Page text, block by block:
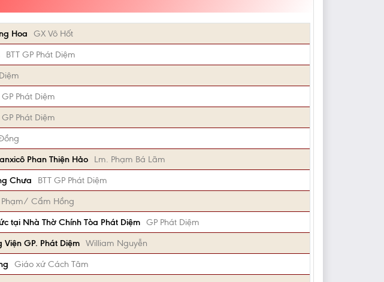
Hoa
GX Vô Hốt
BTT GP Phát Diệm
GP Phát Diệm
GP Phát Diệm
Phan Thiện Hảo
Lm. Phạm Bá Lãm
Chưa
BTT GP Phát Diệm
Phạm/ Cẩm Hồng
tại Nhà Thờ Chính Tòa Phát Diệm GP Phát Diệm
GP. Phát Diệm William Nguyễn
Giáo xứ Cách Tâm